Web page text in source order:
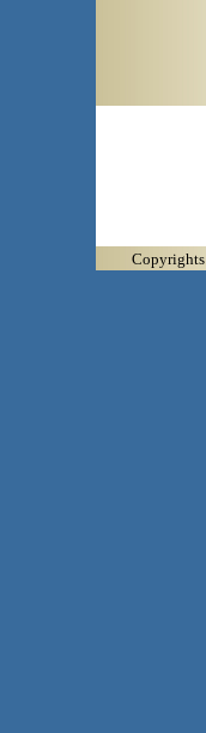
Copyrights